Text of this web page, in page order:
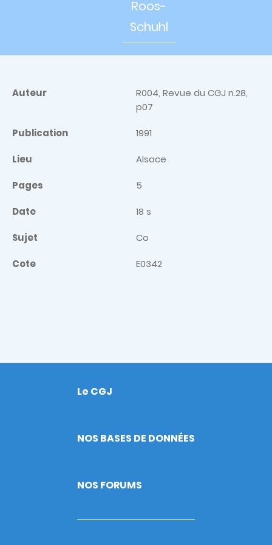
Roos-
Schuhl
Auteur
R004, Revue du CGJ n.28,
p07
Publication 1991
Lieu Alsace
Pages 5
Date 18 s
Sujet Co
Cote E0342
Footer
Le CGJ
NOS BASES DE DONNÉES
NOS FORUMS